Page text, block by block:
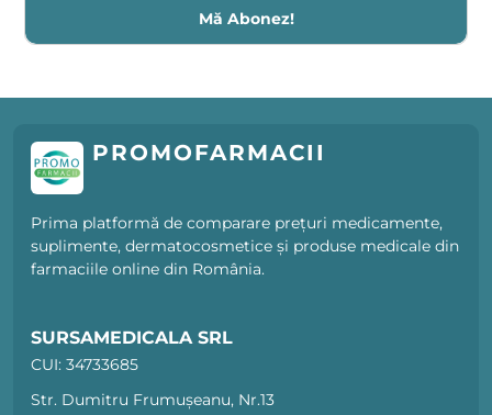
Mă Abonez!
PROMOFARMACII
Prima platformă de comparare prețuri medicamente,
suplimente, dermatocosmetice și produse medicale din
farmaciile online din România.
SURSAMEDICALA SRL
CUI: 34733685
Str. Dumitru Frumușeanu, Nr.13